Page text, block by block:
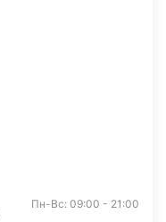
Пн-Вс: 09:00 - 21:00